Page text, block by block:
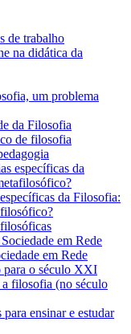
de trabalho
na didática da
um problema
da Filosofia
de filosofia
específicas da
da Filosofia:
em Rede
em Rede
para o século XXI
a filosofia (no século
ensinar e estudar